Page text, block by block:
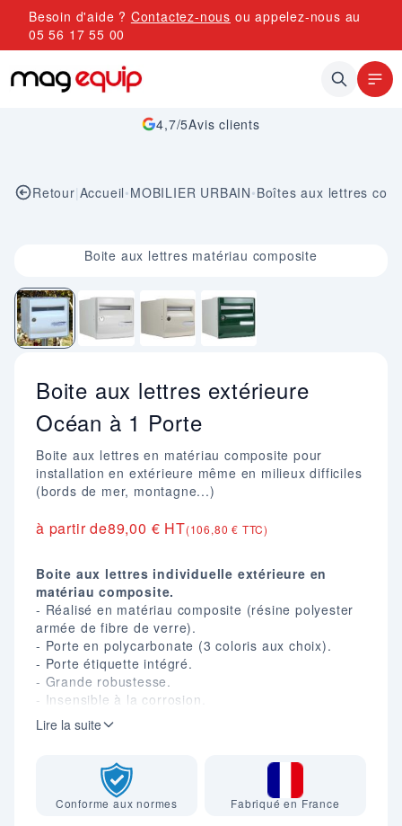
Allez au contenu
Besoin d'aide ? Contactez-nous ou appelez-nous au
05 56 17 55 00
4,7/5Avis clients
Retour|Accueil•MOBILIER URBAIN•Boîtes aux lettres
Image 1 sur 4Boite aux lettres matériau composite
Boite aux lettres extérieure
Océan à 1 Porte
Boite aux lettres en matériau composite pour
installation en extérieure même en milieux difficiles
(bords de mer, montagne...)
à partir de89,00 € HT(106,80 € TTC)
Boite aux lettres individuelle extérieure en
matériau composite.
- Réalisé en matériau composite (résine polyester
armée de fibre de verre).
- Porte en polycarbonate (3 coloris aux choix).
- Porte étiquette intégré.
- Grande robustesse.
- Insensible à la corrosion.
- Imputrescible.
- Garantie 10 ans.
- Dim. (mm) : H. 292 X L. 303 X P. 395.
Lire la suite
Conforme aux normes Fabriqué en France